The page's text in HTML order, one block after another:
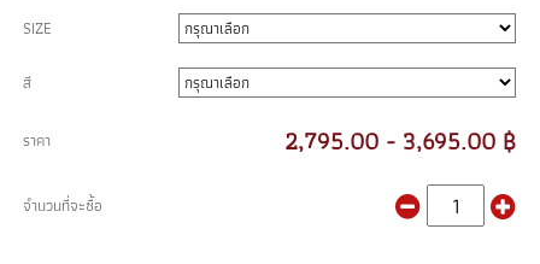
SIZE
สี
ราคา 2,795.00 - 3,695.00 ฿
จำนวนที่จะซื้อ